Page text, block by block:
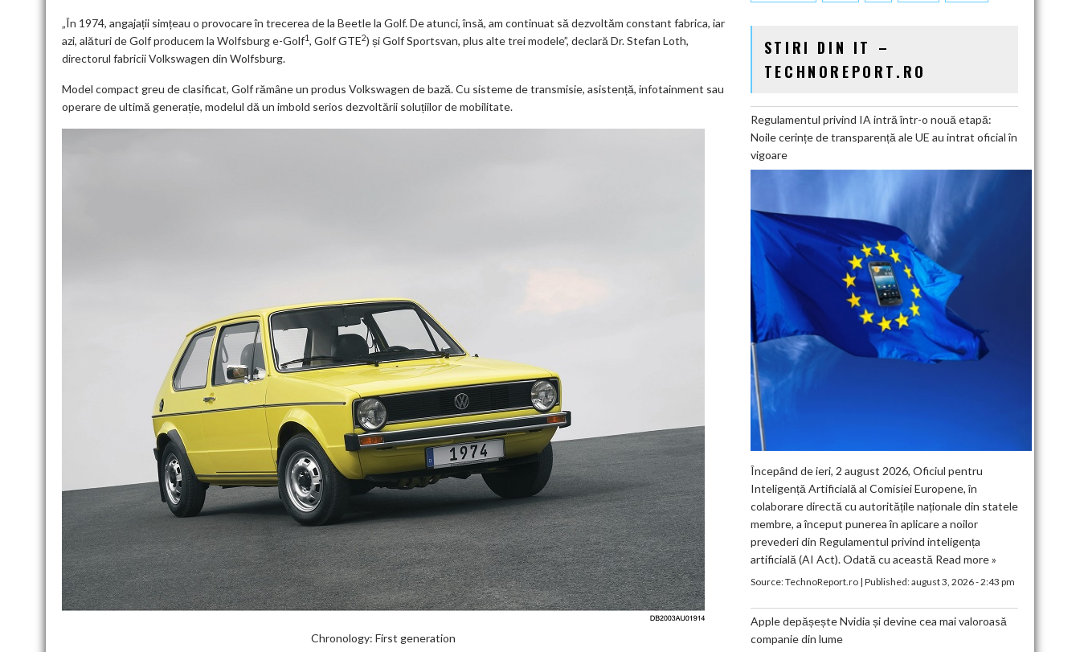
„În 1974, angajații simțeau o provocare în trecerea de la Beetle la Golf. De atunci, însă, am continuat să dezvoltăm constant fabrica, iar
azi, alături de Golf producem la Wolfsburg e-Golf1, Golf GTE2) și Golf Sportsvan, plus alte trei modele”, declară Dr. Stefan Loth,
directorul fabricii Volkswagen din Wolfsburg.
Model compact greu de clasificat, Golf rămâne un produs Volkswagen de bază. Cu sisteme de transmisie, asistență, infotainment sau
operare de ultimă generație, modelul dă un imbold serios dezvoltării soluțiilor de mobilitate.
Chronology: First generation
STIRI DIN IT –
TECHNOREPORT.RO
Regulamentul privind IA intră într-o nouă etapă:
Noile cerințe de transparență ale UE au intrat oficial în
vigoare
Începând de ieri, 2 august 2026, Oficiul pentru
Inteligență Artificială al Comisiei Europene, în
colaborare directă cu autoritățile naționale din statele
membre, a început punerea în aplicare a noilor
prevederi din Regulamentul privind inteligența
artificială (AI Act). Odată cu această Read more »
Source:TechnoReport.ro| Published:august 3, 2026 - 2:43 pm
Apple depășește Nvidia și devine cea mai valoroasă
companie din lume